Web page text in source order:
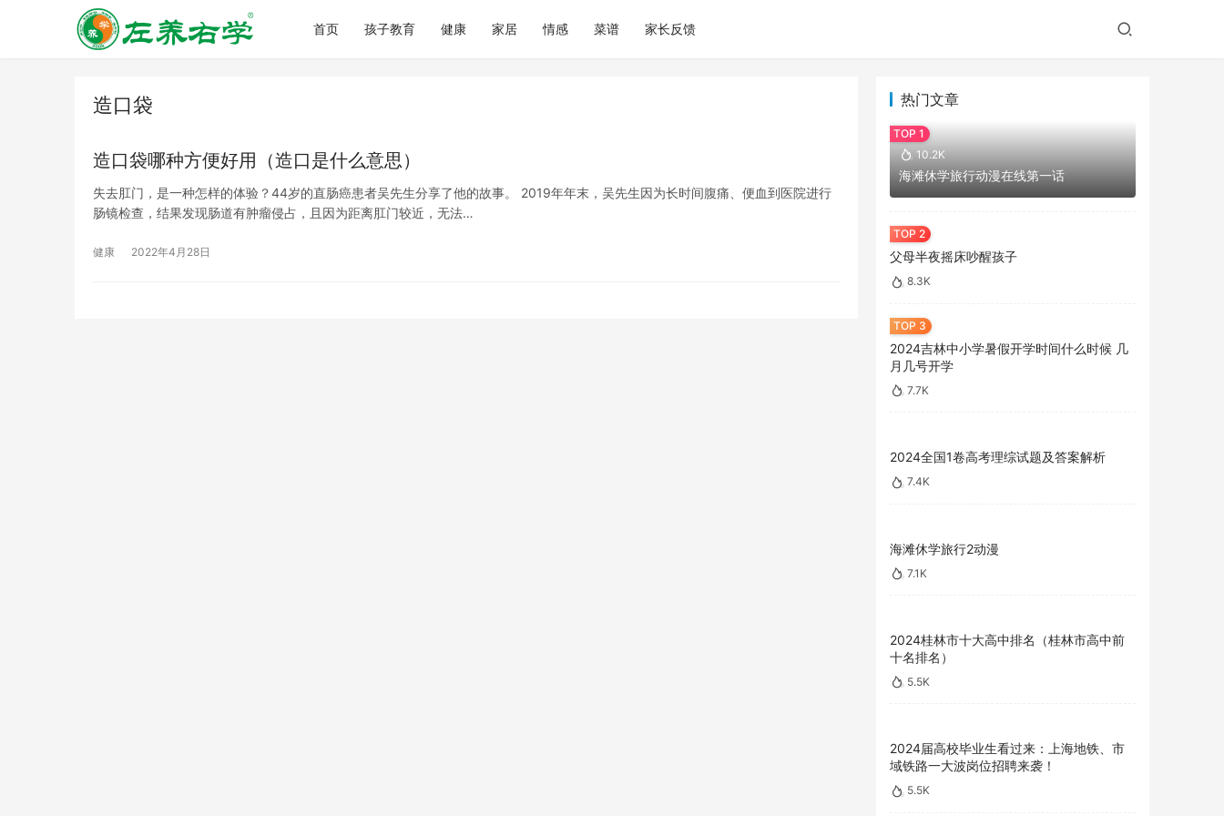
首页 孩子教育 健康 家居 情感 菜谱 家长反馈
造口袋
造口袋哪种方便好用（造口是什么意思）
失去肛门，是一种怎样的体验？44岁的直肠癌患者吴先生分享了他的故事。 2019年年末，吴先生因为长时间腹痛、便血到医院进行
肠镜检查，结果发现肠道有肿瘤侵占，且因为距离肛门较近，无法…
健康 2022年4月28日
热门文章
10.2K
海滩休学旅行动漫在线第一话
父母半夜摇床吵醒孩子
8.3K
2024吉林中小学暑假开学时间什么时候 几
月几号开学
7.7K
2024全国1卷高考理综试题及答案解析
7.4K
海滩休学旅行2动漫
7.1K
2024桂林市十大高中排名（桂林市高中前
十名排名）
5.5K
2024届高校毕业生看过来：上海地铁、市
域铁路一大波岗位招聘来袭！
5.5K